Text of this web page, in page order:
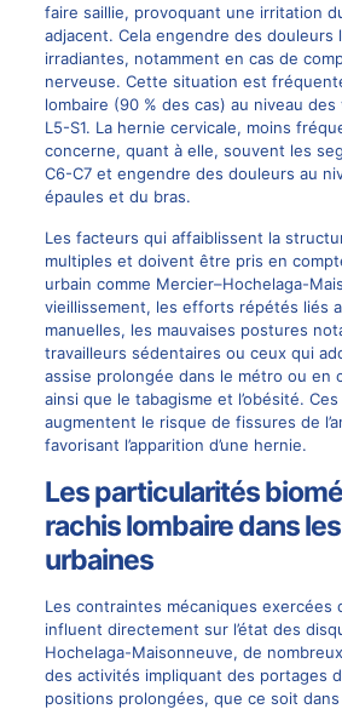
faire saillie, provoquant une irritation
adjacent. Cela engendre des douleurs
irradiantes, notamment en cas de
nerveuse. Cette situation est
lombaire (90 % des cas) au niveau
L5-S1. La hernie cervicale, moins
concerne, quant à elle, souvent les
C6-C7 et engendre des douleurs au
épaules et du bras.
Les facteurs qui affaiblissent la
multiples et doivent être pris en
urbain comme Mercier–Hochelaga-
vieillissement, les efforts répétés liés
manuelles, les mauvaises postures
travailleurs sédentaires ou ceux qui
assise prolongée dans le métro ou en
ainsi que le tabagisme et l’obésité.
augmentent le risque de fissures de
favorisant l’apparition d’une hernie.
Les particularités
rachis lombaire dans
urbaines
Les contraintes mécaniques exercées
influent directement sur l’état des
Hochelaga-Maisonneuve, de
des activités impliquant des portages
positions prolongées, que ce soit